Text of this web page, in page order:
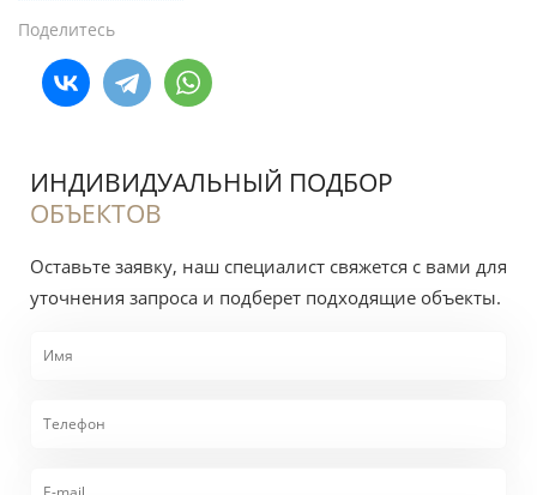
Поделитесь
ИНДИВИДУАЛЬНЫЙ ПОДБОР
ОБЪЕКТОВ
Оставьте заявку, наш специалист свяжется с вами для
уточнения запроса и подберет подходящие объекты.